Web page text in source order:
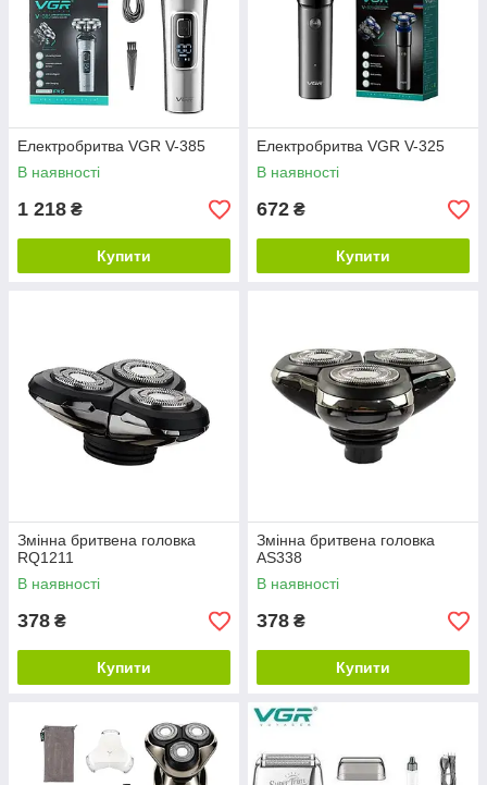
Електробритва VGR V-385
В наявності
1 218 ₴
Купити
Електробритва VGR V-325
В наявності
672 ₴
Купити
Змінна бритвена головка
RQ1211
В наявності
378 ₴
Купити
Змінна бритвена головка
AS338
В наявності
378 ₴
Купити